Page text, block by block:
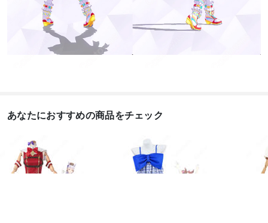
あなたにおすすめの商品をチェック